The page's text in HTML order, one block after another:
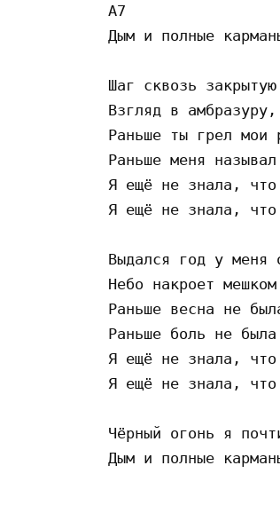
A7
Дым и полные
Шаг сквозь
Взгляд в
Раньше ты грел мои
Раньше меня
Я ещё не знала, что
Я ещё не знала, что
Выдался год у меня
Небо накроет
Раньше весна не
Раньше боль не
Я ещё не знала, что
Я ещё не знала, что
Чёрный огонь я